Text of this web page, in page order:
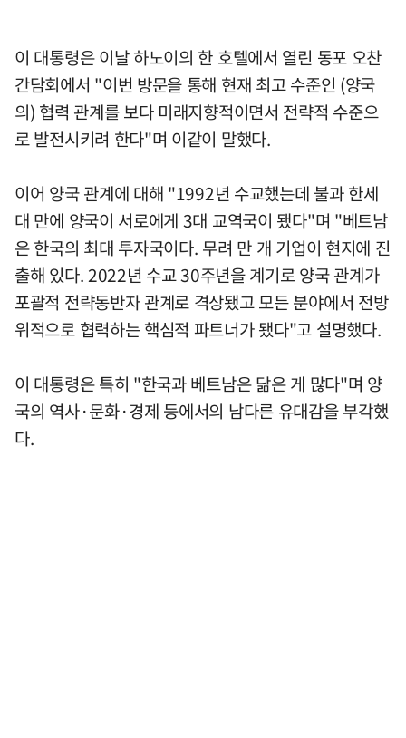
이 대통령은 이날 하노이의 한 호텔에서 열린 동포 오찬
간담회에서 "이번 방문을 통해 현재 최고 수준인 (양국
의) 협력 관계를 보다 미래지향적이면서 전략적 수준으
로 발전시키려 한다"며 이같이 말했다.
이어 양국 관계에 대해 "1992년 수교했는데 불과 한세
대 만에 양국이 서로에게 3대 교역국이 됐다"며 "베트남
은 한국의 최대 투자국이다. 무려 만 개 기업이 현지에 진
출해 있다. 2022년 수교 30주년을 계기로 양국 관계가
포괄적 전략동반자 관계로 격상됐고 모든 분야에서 전방
위적으로 협력하는 핵심적 파트너가 됐다"고 설명했다.
이 대통령은 특히 "한국과 베트남은 닮은 게 많다"며 양
국의 역사·문화·경제 등에서의 남다른 유대감을 부각했
다.